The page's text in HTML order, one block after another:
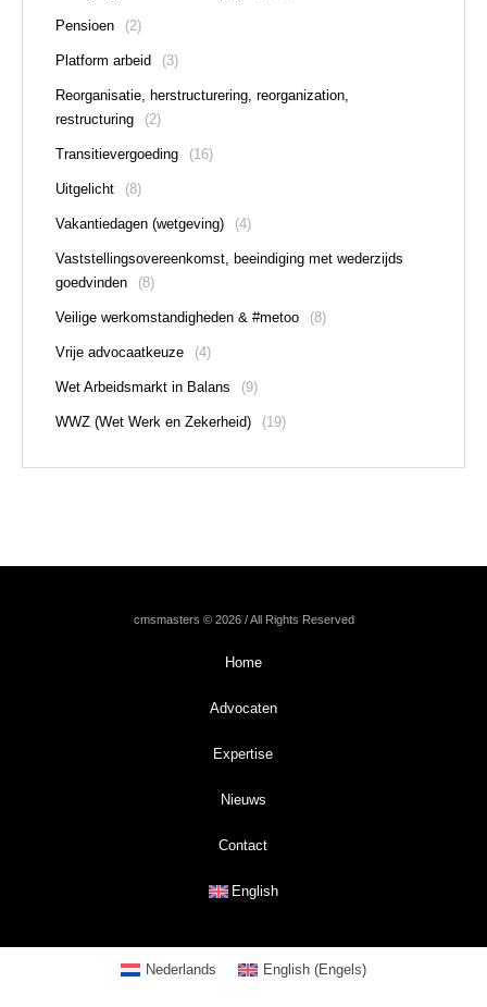
Pensioen (2)
Platform arbeid (3)
Reorganisatie, herstructurering, reorganization,
restructuring
(2)
Transitievergoeding (16)
Uitgelicht (8)
Vakantiedagen (wetgeving) (4)
Vaststellingsovereenkomst, beeindiging met wederzijds
goedvinden
(8)
Veilige werkomstandigheden & #metoo (8)
Vrije advocaatkeuze (4)
Wet Arbeidsmarkt in Balans (9)
WWZ (Wet Werk en Zekerheid) (19)
cmsmasters © 2026 / All Rights Reserved
Home
Advocaten
Expertise
Nieuws
Contact
English
Nederlands English (Engels)